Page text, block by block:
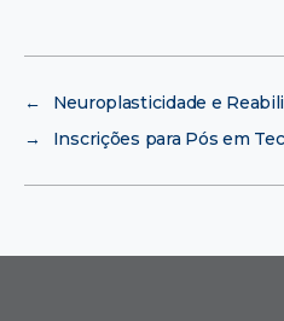
←
Neuroplasticidade e
→
Inscrições para Pós em